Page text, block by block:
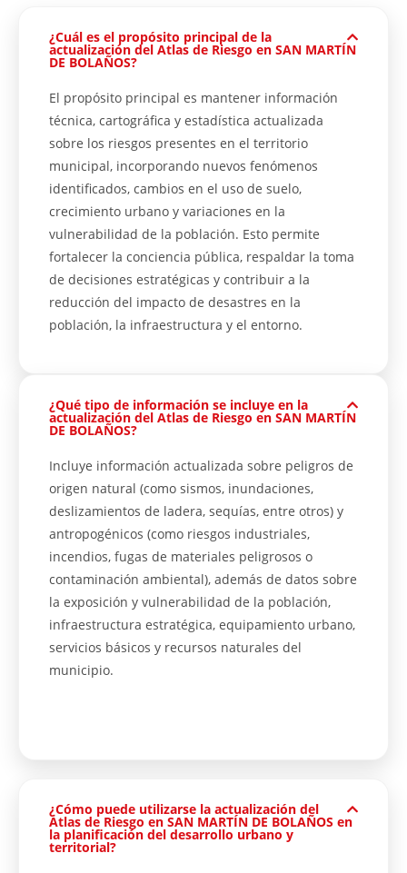
¿Cuál es el propósito principal de la
actualización del Atlas de Riesgo en SAN MARTÍN
DE BOLAÑOS?
El propósito principal es mantener información
técnica, cartográfica y estadística actualizada
sobre los riesgos presentes en el territorio
municipal, incorporando nuevos fenómenos
identificados, cambios en el uso de suelo,
crecimiento urbano y variaciones en la
vulnerabilidad de la población. Esto permite
fortalecer la conciencia pública, respaldar la toma
de decisiones estratégicas y contribuir a la
reducción del impacto de desastres en la
población, la infraestructura y el entorno.
¿Qué tipo de información se incluye en la
actualización del Atlas de Riesgo en SAN MARTÍN
DE BOLAÑOS?
Incluye información actualizada sobre peligros de
origen natural (como sismos, inundaciones,
deslizamientos de ladera, sequías, entre otros) y
antropogénicos (como riesgos industriales,
incendios, fugas de materiales peligrosos o
contaminación ambiental), además de datos sobre
la exposición y vulnerabilidad de la población,
infraestructura estratégica, equipamiento urbano,
servicios básicos y recursos naturales del
municipio.
¿Cómo puede utilizarse la actualización del
Atlas de Riesgo en SAN MARTÍN DE BOLAÑOS en
la planificación del desarrollo urbano y
territorial?